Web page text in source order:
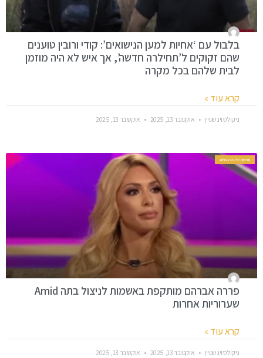
בלבול עם ‘אחיות למען הנישואים’: קודי ורובין טוענים
שהם זקוקים ל’תחילרה חדשה’, אך איש לא היה מוזמן
לבית שלהם בכל מקרה
קרא עוד »
ניקולס וינשטיין אוקטובר 13, 2025 אוקטובר 13, 2025
חדשות סלבס בעולם
פררה אברהם מותקפת באשמות לניצול בתה Amid
שערוריות אחרות
קרא עוד »
ניקולס וינשטיין אוקטובר 13, 2025 אוקטובר 13, 2025